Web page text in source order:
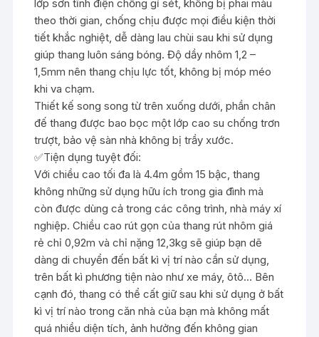
lớp sơn tĩnh điện chống gỉ sét, không bị phai màu
theo thời gian, chống chịu được mọi điều kiện thời
tiết khắc nghiệt, dễ dàng lau chùi sau khi sử dụng
giúp thang luôn sáng bóng. Độ dầy nhôm 1,2 –
1,5mm nên thang chịu lực tốt, không bị móp méo
khi va chạm.
Thiết kế song song từ trên xuống dưới, phần chân
đế thang được bao bọc một lớp cao su chống trơn
trượt, bảo vệ sàn nhà không bị trầy xước.
✅Tiện dụng tuyệt đối:
Với chiều cao tối đa là 4.4m gồm 15 bậc, thang
không những sử dụng hữu ích trong gia đình mà
còn được dùng cả trong các công trình, nhà máy xí
nghiệp. Chiều cao rút gọn của thang rút nhôm giá
rẻ chỉ 0,92m và chỉ nặng 12,3kg sẽ giúp bạn dẽ
dàng di chuyển đến bất kì vị trí nào cần sử dụng,
trên bất kì phương tiện nào như xe máy, ôtô… Bên
cạnh đó, thang có thể cất giữ sau khi sử dụng ở bất
kì vị trí nào trong căn nhà của bạn mà không mất
quá nhiều diện tích, ảnh hưởng đến không gian